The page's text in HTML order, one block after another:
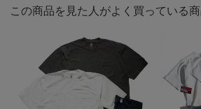
この商品を見た人がよく買っている